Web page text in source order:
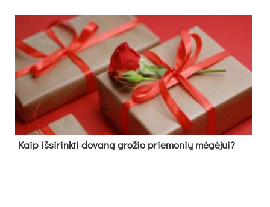
Kaip išsirinkti dovaną grožio priemonių mėgėjui?